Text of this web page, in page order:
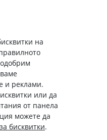
за лични данни.
„Ванчева“
на
и реклами.
или да
от панела
можете да
бисквитки.